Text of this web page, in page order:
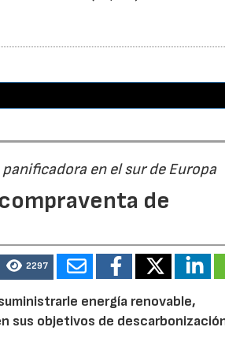
en el sur de Europa
de
2297
energía renovable,
sus objetivos de